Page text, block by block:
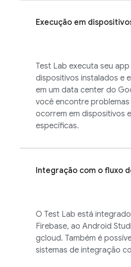
Execução em
Test Lab executa seu app
dispositivos instalados e
em um data center do
você encontre problemas
ocorrem em dispositivos
específicas.
Integração com o fluxo
O Test Lab está
Firebase, ao Android
gcloud. Também é
sistemas de integração